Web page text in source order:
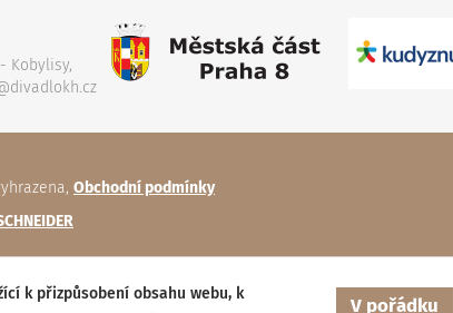
Kobylisy,
Obchodní podmínky
k přizpůsobení obsahu webu, k
V pořádku